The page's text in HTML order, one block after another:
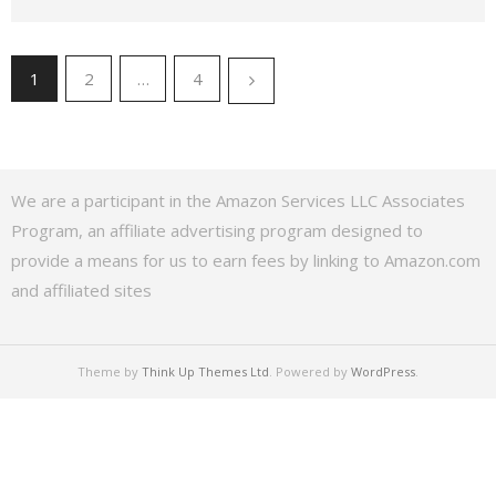
1 2 … 4
We are a participant in the Amazon Services LLC Associates
Program, an affiliate advertising program designed to
provide a means for us to earn fees by linking to Amazon.com
and affiliated sites
Theme by Think Up Themes Ltd. Powered by WordPress.